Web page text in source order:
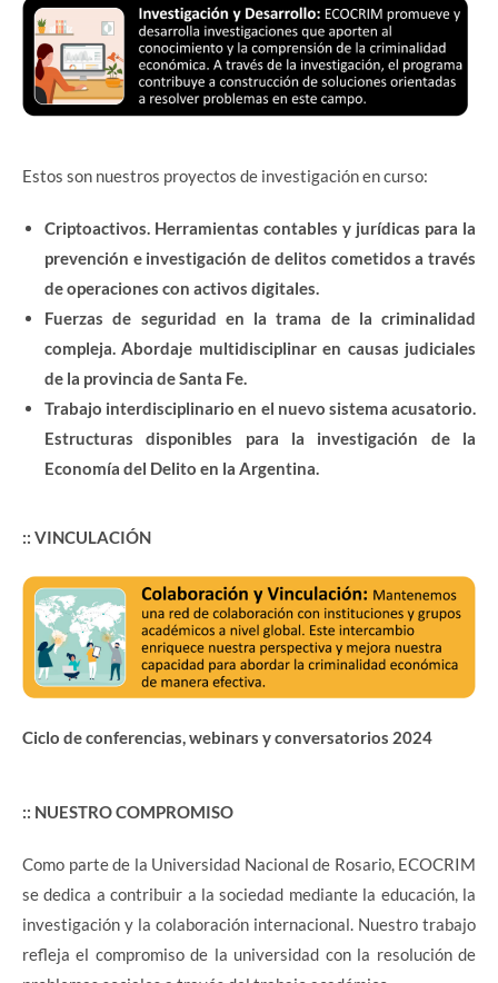
Estos son nuestros proyectos de investigación en curso:
Criptoactivos. Herramientas contables y jurídicas para la
prevención e investigación de delitos cometidos a través
de operaciones con activos digitales.
Fuerzas de seguridad en la trama de la criminalidad
compleja. Abordaje multidisciplinar en causas judiciales
de la provincia de Santa Fe.
Trabajo interdisciplinario en el nuevo sistema acusatorio.
Estructuras disponibles para la investigación de la
Economía del Delito en la Argentina.
:: VINCULACIÓN
Ciclo de conferencias, webinars y conversatorios 2024
:: NUESTRO COMPROMISO
Como parte de la Universidad Nacional de Rosario, ECOCRIM
se dedica a contribuir a la sociedad mediante la educación, la
investigación y la colaboración internacional. Nuestro trabajo
refleja el compromiso de la universidad con la resolución de